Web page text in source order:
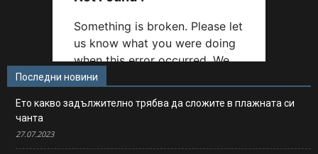
Последни новини
Ето какво задължително трябва да сложите в плажната си
чанта
27.07.2023